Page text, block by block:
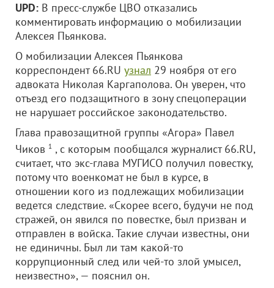
UPD: В пресс-службе ЦВО отказались
комментировать информацию о мобилизации
Алексея Пьянкова.
О мобилизации Алексея Пьянкова
корреспондент 66.RU узнал 29 ноября от его
адвоката Николая Каргаполова. Он уверен, что
отъезд его подзащитного в зону спецоперации
не нарушает российское законодательство.
Глава правозащитной группы «Агора» Павел
Чиков 1 , с которым пообщался журналист 66.RU,
считает, что экс-глава МУГИСО получил повестку,
потому что военкомат не был в курсе, в
отношении кого из подлежащих мобилизации
ведется следствие. «Скорее всего, будучи не под
стражей, он явился по повестке, был призван и
отправлен в войска. Такие случаи известны, они
не единичны. Был ли там какой-то
коррупционный след или чей-то злой умысел,
неизвестно», — пояснил он.